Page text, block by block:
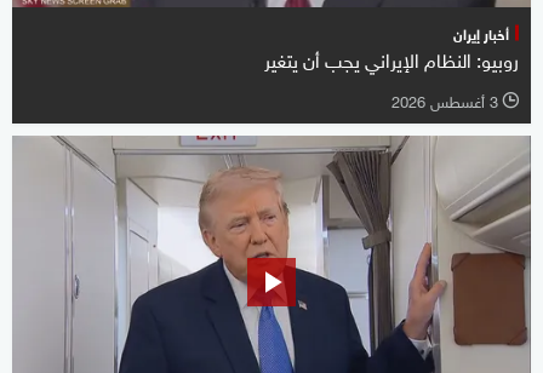
أخبار إيران
روبيو: النظام الإيراني يجب أن يتغير
l 3 أغسطس 2026